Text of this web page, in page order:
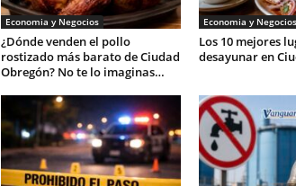
Economia y Negocios
¿Dónde venden el pollo
rostizado más barato de Ciudad
Obregón? No te lo imaginas…
Economia y Negocios
Los 10 mejores
desayunar en